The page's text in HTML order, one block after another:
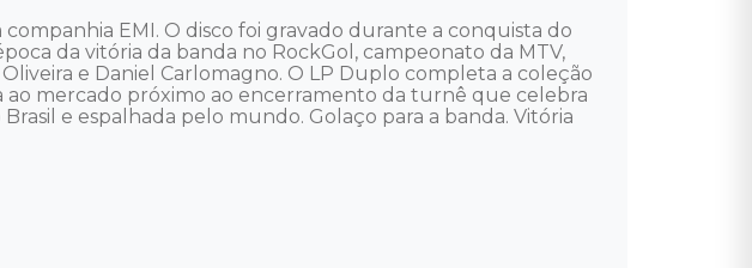
EMI. O disco foi gravado durante a conquista do
da vitória da banda no RockGol, campeonato da MTV,
e Daniel Carlomagno. O LP Duplo completa a coleção
ao mercado próximo ao encerramento da turnê que celebra
e espalhada pelo mundo. Golaço para a banda. Vitória